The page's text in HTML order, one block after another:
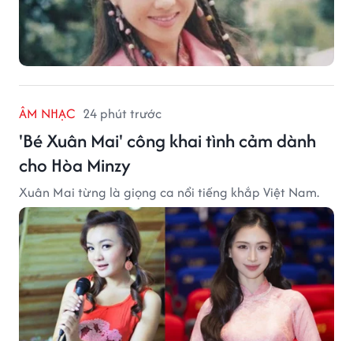
ÂM NHẠC 24 phút trước
'Bé Xuân Mai' công khai tình cảm dành
cho Hòa Minzy
Xuân Mai từng là giọng ca nổi tiếng khắp Việt Nam.